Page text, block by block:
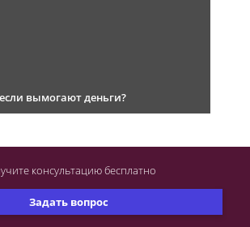
вымогают деньги?
Задать вопрос
консультациюбесплатно